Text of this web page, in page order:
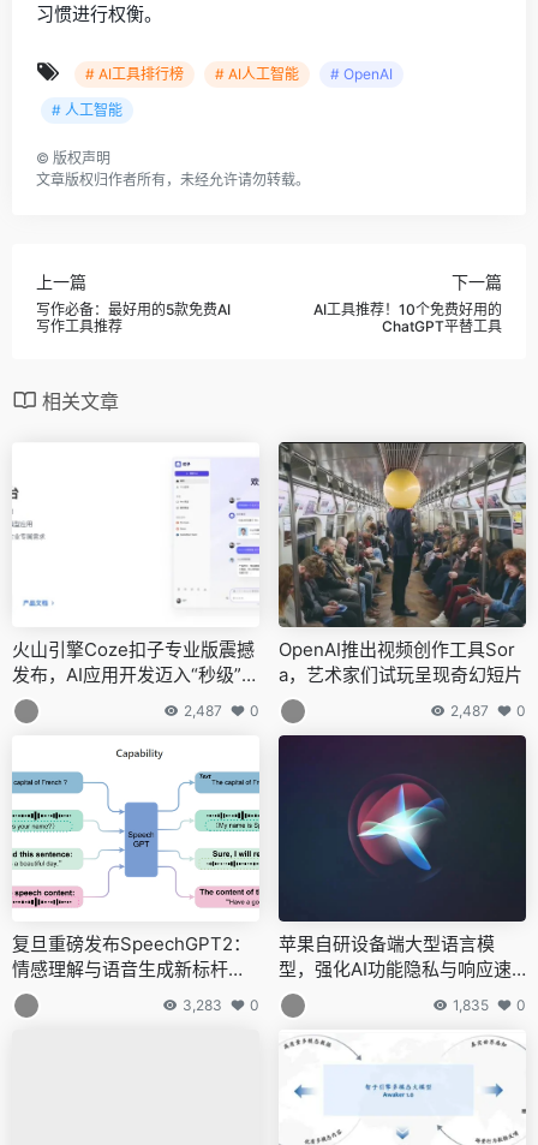
习惯进行权衡。
# AI工具排行榜 # AI人工智能
# OpenAI
# 人工智能
© 版权声明
文章版权归作者所有，未经允许请勿转载。
上一篇
写作必备：最好用的5款免费AI
写作工具推荐
下一篇
AI工具推荐！10个免费好用的
ChatGPT平替工具
相关文章
火山引擎Coze扣子专业版震撼
发布，AI应用开发迈入“秒级”时
代
2,487 0
OpenAI推出视频创作工具Sor
a，艺术家们试玩呈现奇幻短片
2,487 0
复旦重磅发布SpeechGPT2：
情感理解与语音生成新标杆，
媲美GPT-4o的跨模态奇迹
3,283 0
苹果自研设备端大型语言模
型，强化AI功能隐私与响应速
度
1,835 0